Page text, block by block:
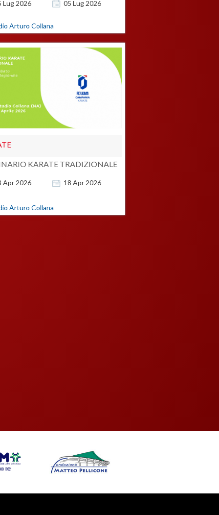
Lug 2026 05 Lug 2026
Arturo Collana
Apr 2026 18 Apr 2026
KARATE TRADIZIONALE
Arturo Collana